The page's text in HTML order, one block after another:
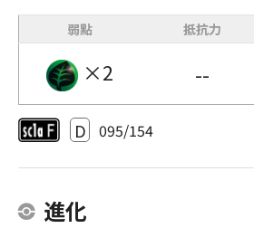
弱點 抵抗力
×2 --
D 095/154
進化